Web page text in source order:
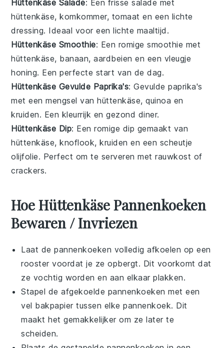
Hüttenkäse Salade: Een frissesalade met
hüttenkäse,komkommer, tomaat en een lichte
dressing. Ideaal voor een lichte maaltijd.
Hüttenkäse Smoothie: Een romigesmoothie met
hüttenkäse, banaan,aardbeien en een vleugje
honing. Een perfecte start van de dag.
Hüttenkäse Gevulde Paprika's: Gevuldepaprika's
met een mengsel vanhüttenkäse,quinoa en
kruiden. Een kleurrijk en gezond diner.
Hüttenkäse Dip: Een romige dip gemaakt van
hüttenkäse,knoflook,kruiden en een scheutje
olijfolie. Perfect om te serveren metrauwkost of
crackers.
Hoe Hüttenkäse Pannenkoeken
Bewaren / Invriezen
Laat depannenkoeken volledig afkoelen op een
rooster voordat je ze opbergt. Dit voorkomt dat
ze vochtig worden en aan elkaar plakken.
Stapel de afgekoelde pannenkoeken met een
vel bakpapier tussen elke pannenkoek. Dit
maakt het gemakkelijker om ze later te
scheiden.